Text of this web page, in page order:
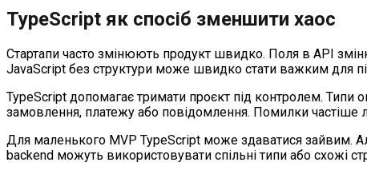
TypeScript як спосіб зменшити хаос
Стартапи часто змінюють продукт швидко. Поля в API
JavaScript без структури може швидко стати важким для
TypeScript допомагає тримати проєкт під контролем. Типи
замовлення, платежу або повідомлення. Помилки частіше
Для маленького MVP TypeScript може здаватися зайвим.
backend можуть використовувати спільні типи або схожі